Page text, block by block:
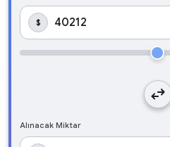
$
swap_horiz
Alınacak Miktar